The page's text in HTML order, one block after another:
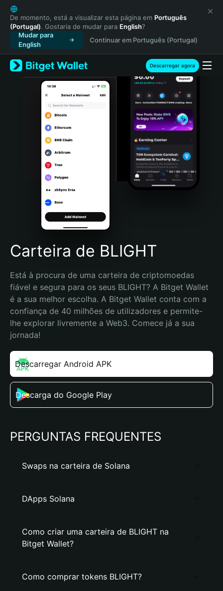
English
日本語
Tiếng Việt
Русский
Español (Latinoamérica)
Türkçe
Italiano
Português (Portugal)
Bahasa Indonesia
Português (Brasil)
Español (Argentina)
De momento, está a visualizar esta página em Português
(Portugal). Gostaria de mudar para English?
Mudar para
English
Continuar em Português (Portugal)
Descarregar agora
Carteira de BLIGHT
Está à procura de uma carteira de criptomoedas
fiável e segura para os seus BLIGHT? A Bitget Wallet
é a sua melhor escolha. A Bitget Wallet conta com a
confiança de 40 milhões de utilizadores e permite-
lhe explorar livremente a Web3. Comece já a sua
jornada!
Descarregar Android APK
Descarga do Google Play
PERGUNTAS FREQUENTES
Swaps na carteira de Solana
DApps Solana
Como criar uma carteira de BLIGHT na
Bitget Wallet?
Como comprar tokens BLIGHT?